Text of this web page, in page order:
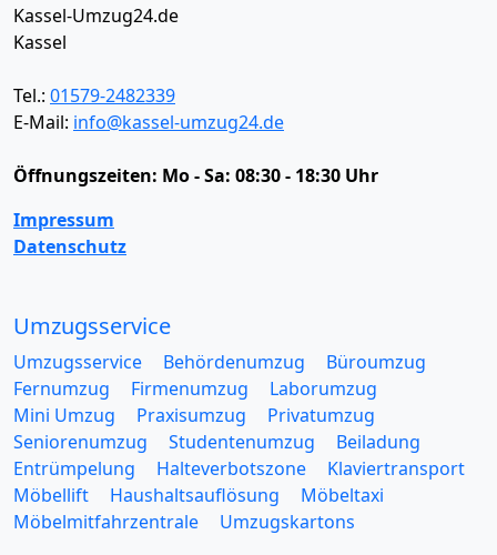
Kassel-Umzug24.de
Kassel
Tel.: 01579-2482339
E-Mail: info@kassel-umzug24.de
Öffnungszeiten: Mo - Sa: 08:30 - 18:30 Uhr
Impressum
Datenschutz
Umzugsservice
Umzugsservice Behördenumzug
Büroumzug
Fernumzug
Firmenumzug
Laborumzug
Mini Umzug
Praxisumzug
Privatumzug
Seniorenumzug
Studentenumzug
Beiladung
Entrümpelung
Halteverbotszone
Klaviertransport
Möbellift
Haushaltsauflösung
Möbeltaxi
Möbelmitfahrzentrale
Umzugskartons